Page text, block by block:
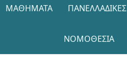
ΜΑΘΉΜΑΤΑ ΠΑΝΕΛΛΑΔΙΚΈΣ
ΝΟΜΟΘΕΣΊΑ